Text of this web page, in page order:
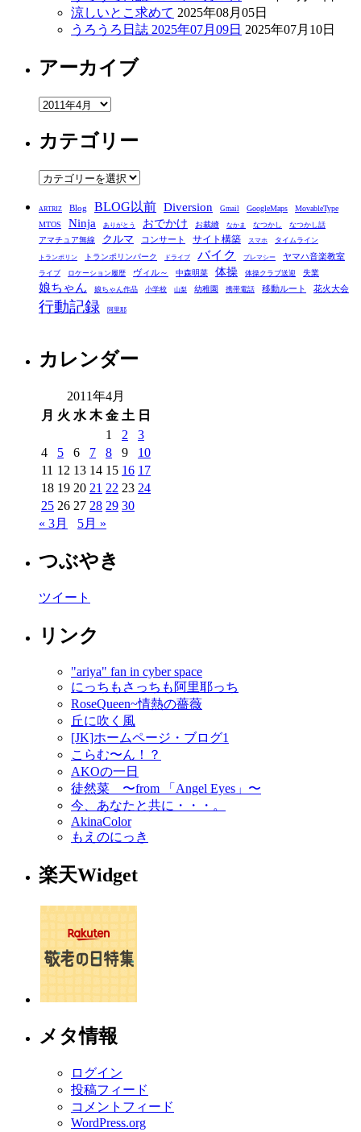
涼しいとこ求めて 2025年08月05日
うろうろ日誌 2025年07月09日 2025年07月10日
アーカイブ
ア
カ
イ
ブ
カテゴリー
カ
ゴ
リ
ー
ARTRIZ Blog BLOG以前 Diversion Gmail GoogleMaps
MovableType
MTOS
Ninja ありがとう おでかけ お裁縫 なかま なつかし なつかし話
アマチュア無線 クルマ コンサート サイト構築 スマホ タイムライン
トランポリン トランポリンパーク ドライブ バイク プレマシー ヤマハ音楽教室
ライブ ロケーション履歴 ヴィル～ 中森明菜 体操 体操クラブ送迎 失業
娘ちゃん 娘ちゃん作品 小学校 山梨 幼稚園 携帯電話 移動ルート 花火大会
行動記録 阿里耶
カレンダー
2011年4月
月 火 水 木 金 土 日
1
2
3
4
5 6 7 8 9
10
11 12 13 14 15 16 17
18 19 20 21 22 23 24
25 26 27 28 29 30
« 3月
5月 »
つぶやき
ツイート
リンク
"ariya" fan in cyber space
にっちもさっちも阿里耶っち
RoseQueen~情熱の薔薇
丘に吹く風
[JK]ホームページ・ブログ1
こらむ〜ん！？
AKOの一日
徒然菜 〜from 「Angel Eyes」〜
今、あなたと共に・・・。
AkinaColor
もえのにっき
楽天Widget
メタ情報
ログイン
投稿フィード
コメントフィード
WordPress.org